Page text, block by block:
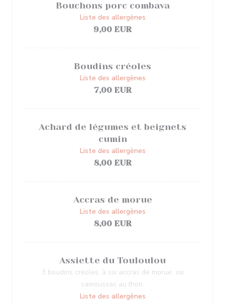
Bouchons porc combava
Liste des allergènes
9,00 EUR
Boudins créoles
Liste des allergènes
7,00 EUR
Achard de légumes et beignets
cumin
Liste des allergènes
8,00 EUR
Accras de morue
Liste des allergènes
8,00 EUR
Assiette du Touloulou
3 boudins créoles, à six accras de morue, six
samoussas au thon.
Liste des allergènes